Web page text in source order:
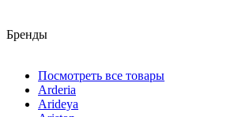
Бренды
Посмотреть все товары
Arderia
Arideya